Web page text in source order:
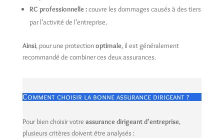
RC professionnelle :couvre les dommages causés à des tiers
par l’activité de l’entreprise.
Ainsi, pour une protectionoptimale, il est généralement
recommandé de combiner ces deux assurances.
Comment choisir la bonne assurance dirigeant ?
Pour bien choisir votre assurance dirigeant d’entreprise,
plusieurs critères doivent être analysés :